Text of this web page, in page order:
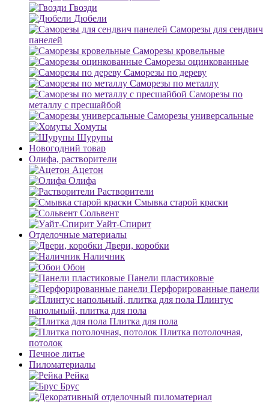
Гвозди
Дюбели
Саморезы для сендвич
панелей
Саморезы кровельные
Саморезы оцинкованные
Саморезы по дереву
Саморезы по металлу
Саморезы по
металлу с пресшайбой
Саморезы универсальные
Хомуты
Шурупы
Новогодний товар
Олифа, растворители
Ацетон
Олифа
Растворители
Смывка старой краски
Сольвент
Уайт-Спирит
Отделочные материалы
Двери, коробки
Наличник
Обои
Панели пластиковые
Перфорированные панели
Плинтус
напольный, плитка для пола
Плитка для пола
Плитка потолочная,
потолок
Печное литье
Пиломатериалы
Рейка
Брус